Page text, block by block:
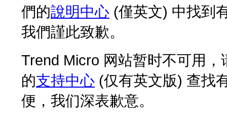
們的說明中心 (僅英文) 中找到
我們謹此致歉。
Trend Micro 网站暂时不可用
的支持中心 (仅有英文版) 查找
便，我们深表歉意。